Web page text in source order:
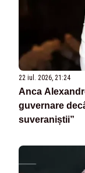
22 iul. 2026, 21:24
Anca
guvernare
suveraniștii”